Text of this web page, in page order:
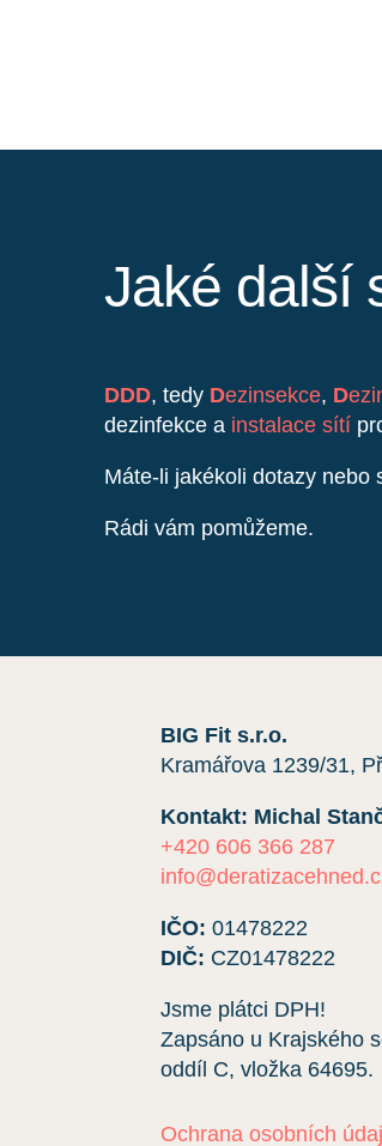
Jaké další
DDD, tedy Dezinsekce, D
dezinfekce a instalace sítí
Máte-li jakékoli dotazy nebo
Rádi vám pomůžeme.
BIG Fit s.r.o.
Kramářova 1239/31,
Kontakt: Michal
+420 606 366 287
IČO: 01478222
DIČ: CZ01478222
Jsme plátci DPH!
Zapsáno u Krajského
oddíl C, vložka 64695.
Ochrana osobních